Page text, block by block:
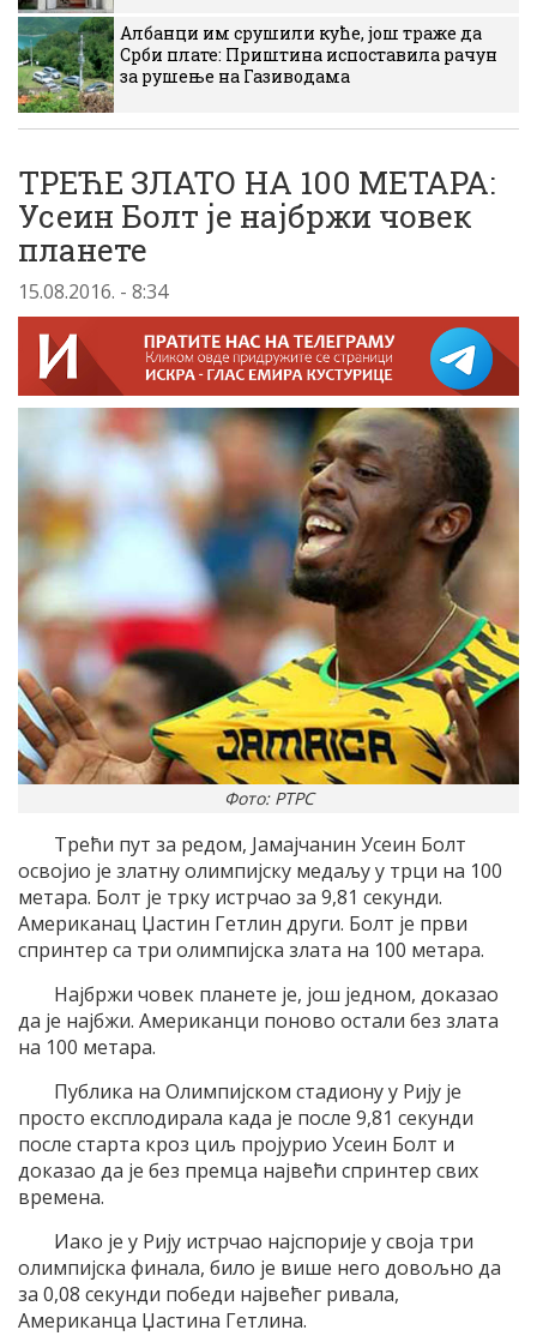
Албанци им срушили куће, још траже да
Срби плате: Приштина испоставила рачун
за рушење на Газиводама
ТРЕЋЕ ЗЛАТО НА 100 МЕТАРА:
Усеин Болт је најбржи човек
планете
15.08.2016. - 8:34
Фото: РТРС
Трећи пут за редом, Јамајчанин Усеин Болт
освојио је златну олимпијску медаљу у трци на 100
метара. Болт је трку истрчао за 9,81 секунди.
Американац Џастин Гетлин други. Болт је први
спринтер са три олимпијска злата на 100 метара.
Најбржи човек планете је, још једном, доказао
да је најбжи. Американци поново остали без злата
на 100 метара.
Публика на Олимпијском стадиону у Рију је
просто експлодирала када је после 9,81 секунди
после старта кроз циљ пројурио Усеин Болт и
доказао да је без премца највећи спринтер свих
времена.
Иако је у Рију истрчао најспорије у своја три
олимпијска финала, било је више него довољно да
за 0,08 секунди победи највећег ривала,
Американца Џастина Гетлина.